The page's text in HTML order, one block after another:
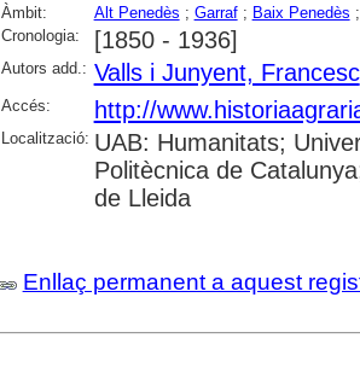
Àmbit:
Alt Penedès ; Garraf; Baix Penedès
Cronologia:
[1850 - 1936]
Autors add.: Valls i Junyent, Francesc
Accés: http://
Localització: UAB: Humanitats;
Politècnica de
de Lleida
Enllaç permanent a aquest